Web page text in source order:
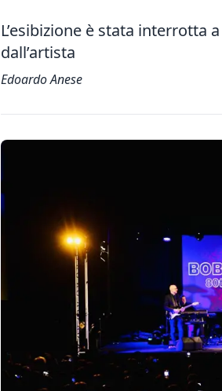
L’esibizione è stata interrotta
dall’artista
Edoardo Anese